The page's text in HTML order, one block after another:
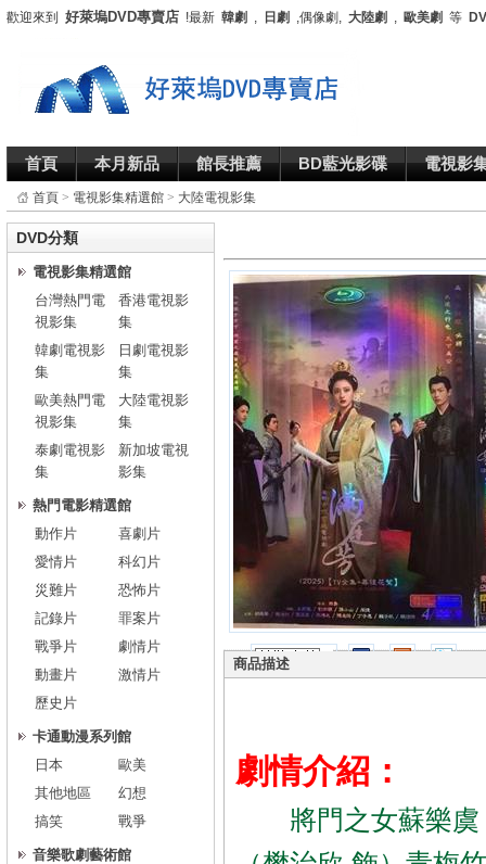
歡迎來到 好萊塢DVD專賣店 !最新 韓劇 , 日劇 ,偶像劇, 大陸劇 , 歐美劇 等
首頁 本月新品 館長推薦 BD藍光影碟 電視影
首頁 > 電視影集精選館 > 大陸電視影集
商品描述
劇情介紹：
將門之女蘇樂虞
DVD分類
電視影集精選館
台灣熱門電
視影集
香港電視影
集
韓劇電視影
集
日劇電視影
集
歐美熱門電
視影集
大陸電視影
集
泰劇電視影
集
新加坡電視
影集
熱門電影精選館
動作片
喜劇片
愛情片
科幻片
災難片
恐怖片
記錄片
罪案片
戰爭片
劇情片
動畫片
激情片
歷史片
卡通動漫系列館
日本
歐美
其他地區
幻想
搞笑
戰爭
音樂歌劇藝術館